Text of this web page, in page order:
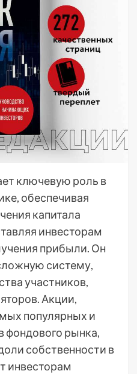
ключевую роль в
обеспечивая
капитала
инвесторам
прибыли. Он
систему,
участников,
Акции,
популярных и
фондового рынка,
собственности в
инвесторам